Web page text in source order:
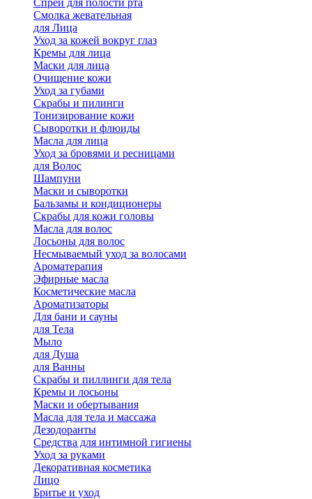
Спреи для полости рта
Смолка жевательная
для Лица
Уход за кожей вокруг глаз
Кремы для лица
Маски для лица
Очищение кожи
Уход за губами
Скрабы и пилинги
Тонизирование кожи
Сыворотки и флюиды
Масла для лица
Уход за бровями и ресницами
для Волос
Шампуни
Маски и сыворотки
Бальзамы и кондиционеры
Скрабы для кожи головы
Масла для волос
Лосьоны для волос
Несмываемый уход за волосами
Ароматерапия
Эфирные масла
Косметические масла
Ароматизаторы
Для бани и сауны
для Тела
Мыло
для Душа
для Ванны
Скрабы и пиллинги для тела
Кремы и лосьоны
Маски и обертывания
Масла для тела и массажа
Дезодоранты
Средства для интимной гигиены
Уход за руками
Декоративная косметика
Лицо
Бритье и уход